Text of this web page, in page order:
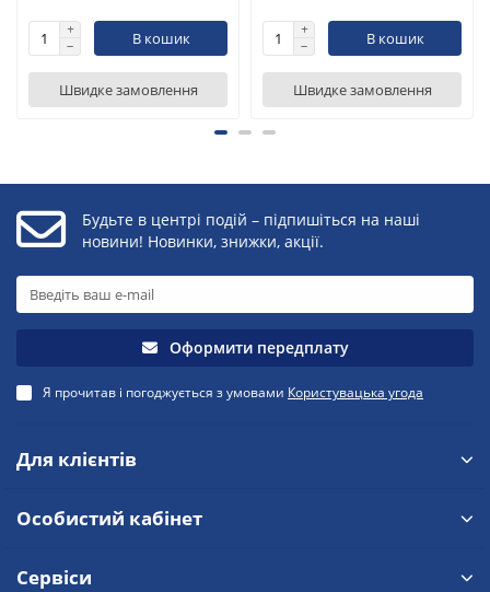
В кошик
Швидке замовлення
В кошик
Швидке замовлення
Будьте в центрі подій – підпишіться на наші
новини! Новинки, знижки, акції.
Оформити передплату
Я прочитав і погоджується з умовами Користувацька угода
Для клієнтів
Особистий кабінет
Сервіси